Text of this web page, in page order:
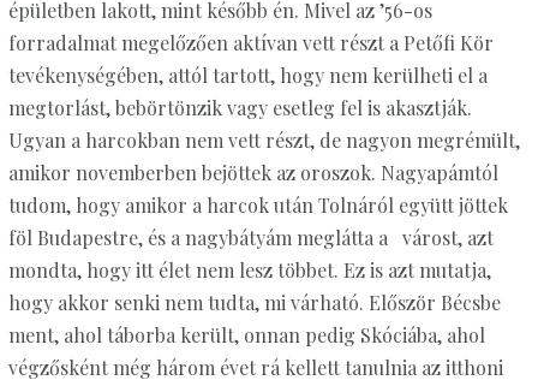
épületben lakott, mint később én. Mivel az ’56-os
forradalmat megelőzően aktívan vett részt a Petőfi Kör
tevékenységében, attól tartott, hogy nem kerülheti el a
megtorlást, bebörtönzik vagy esetleg fel is akasztják.
Ugyan a harcokban nem vett részt, de nagyon megrémült,
amikor novemberben bejöttek az oroszok. Nagyapámtól
tudom, hogy amikor a harcok után Tolnáról együtt jöttek
föl Budapestre, és a nagybátyám meglátta a várost, azt
mondta, hogy itt élet nem lesz többet. Ez is azt mutatja,
hogy akkor senki nem tudta, mi várható. Először Bécsbe
ment, ahol táborba került, onnan pedig Skóciába, ahol
végzősként még három évet rá kellett tanulnia az itthoni